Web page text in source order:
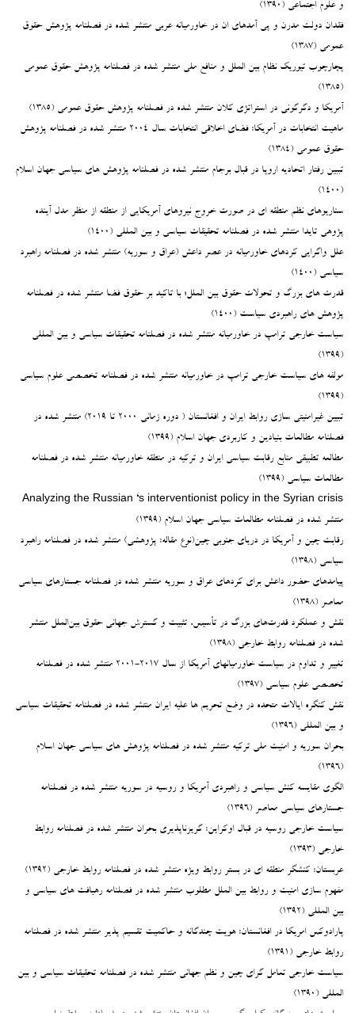
و علوم اجتماعی (۱۳۹۰)
فقدان دولت مدرن و پی آمدهای ان در خاورمیانه عربی منتشر شده در فصلنامه پژوهش حقوق
عمومی (۱۳۸۷)
پچارچوب تیوریک نظام بین الملل و منافع ملی منتشر شده در فصلنامه پژوهش حقوق عمومی
(۱۳۸۵)
آمریکا و دگرگونی در استراتژی کلان منتشر شده در فصلنامه پژوهش حقوق عمومی (۱۳۸۵)
ماهیت انتخابات در آمریکا: فضای اخلاقی انتخابات سال ۲۰۰۴ منتشر شده در فصلنامه پژوهش
حقوق عمومی (۱۳۸۴)
تببین رفتار اتحادیه اروپا در قبال برجام منتشر شده در فصلنامه پژوهش های سیاسی جهان اسلام
(۱۴۰۰)
سناریوهای نظم منطقه ای در صورت خروج نیروهای آمریکایی از منطقه از منظر مدل آینده
پژوهی تایدا منتشر شده در فصلنامه تحقیقات سیاسی و بین المللی (۱۴۰۰)
علل واگرایی کردهای خاورمیانه در عصر داعش (عراق و سوریه) منتشر شده در فصلنامه راهبرد
سیاسی (۱۴۰۰)
قدرت های بزرگ و تحولات حقوق بین الملل؛ با تاکید بر حقوق فضا منتشر شده در فصلنامه
پژوهش های راهبردی سیاست (۱۴۰۰)
سیاست خارجی ترامپ در خاورمیانه منتشر شده در فصلنامه تحقیقات سیاسی و بین المللی
(۱۳۹۹)
مولفه های سیاست خارجی ترامپ در خاورمیانه منتشر شده در فصلنامه تخصصی علوم سیاسی
(۱۳۹۹)
تبیین غیرامنیتی سازی روابط ایران و افغانستان ( دوره زمانی ۲۰۰۰ تا ۲۰۱۹) منتشر شده در
فصلنامه مطالعات بنیادین و کاربردی جهان اسلام (۱۳۹۹)
مطالعه تطبیقی منابع رقابت سیاسی ایران و ترکیه در منطقه خاورمیانه منتشر شده در فصلنامه
مطالعات سیاسی (۱۳۹۹)
Analyzing the Russian ‘s interventionist policy in the Syrian crisis
منتشر شده در فصلنامه مطالعات سیاسی جهان اسلام (1399)
رقابت چین و آمریکا در دریای جنوبی چین(نوع مقاله: پژوهشی) منتشر شده در فصلنامه راهبرد
سیاسی (۱۳۹۸)
پیامدهای حضور داعش برای کردهای عراق و سوریه منتشر شده در فصلنامه جستارهای سیاسی
معاصر (۱۳۹۸)
نقش و عملکرد قدرت‌های بزرگ در تأسیس، تثبیت و گسترش جهانی حقوق بین‌الملل منتشر
شده در فصلنامه روابط خارجی (۱۳۹۸)
تغییر و تداوم در سیاست خاورمیانهای آمریکا از سال ۲۰۱۷-۲۰۰۱ منتشر شده در فصلنامه
تخصصی علوم سیاسی (۱۳۹۷)
نقش کنگره ایالات متحده در وضع تحریم ها علیه ایران منتشر شده در فصلنامه تحقیقات سیاسی
و بین المللی (۱۳۹۶)
بحران سوریه و امنیت ملی ترکیه منتشر شده در فصلنامه پژوهش های سیاسی جهان اسلام
(۱۳۹۶)
الگوی مقایسه کنش سیاسی و راهبردی آمریکا و روسیه در سوریه منتشر شده در فصلنامه
جستارهای سیاسی معاصر (۱۳۹۶)
سیاست خارجی روسیه در قبال اوکراین: گریزناپذیری بحران منتشر شده در فصلنامه روابط
خارجی (۱۳۹۳)
عربستان: کنشگر منطقه ای در بستر روابط ویژه منتشر شده در فصلنامه روابط خارجی (۱۳۹۲)
مفهوم سازی امنیت و روابط بین الملل مطلوب منتشر شده در فصلنامه رهیافت های سیاسی و
بین المللی (۱۳۹۲)
پارادوکس امریکا در افغانستان: هویت چندگانه و حاکمیت تقسیم پذیر منتشر شده در فصلنامه
روابط خارجی (۱۳۹۱)
سیاست خارجی تعامل گرای چین و نظم جهانی منتشر شده در فصلنامه تحقیقات سیاسی و بین
المللی (۱۳۹۰)